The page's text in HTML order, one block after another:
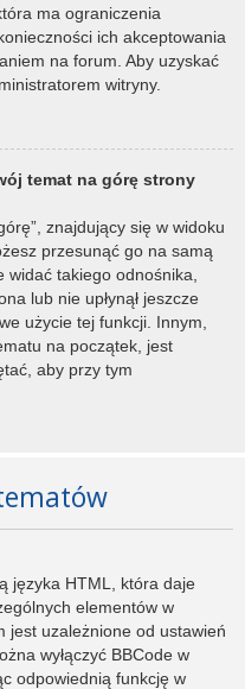
ma ograniczenia
ich akceptowania
na forum. Aby uzyskać
witryny.
temat na górę strony
znajdujący się w widoku
przesunąć go na samą
takiego odnośnika,
lub nie upłynął jeszcze
użycie tej funkcji. Innym,
na początek, jest
aby przy tym
języka HTML, która daje
elementów w
jest uzależnione od ustawień
wyłączyć BBCode w
odpowiednią funkcję w